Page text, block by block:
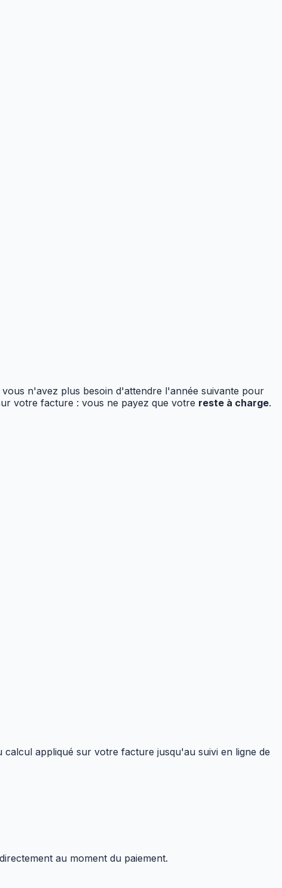
n'avez plus besoin d'attendre l'année suivante pour
votre facture : vous ne payez que votre reste à charge.
appliqué sur votre facture jusqu'au suivi en ligne de
au moment du paiement.